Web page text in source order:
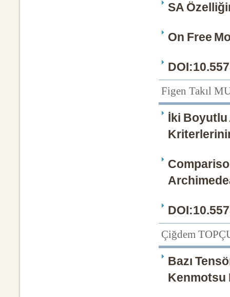
SA
On Free
Figen Takıl
İki Boyutlu
Çiğdem
Bazı
Kenmotsu